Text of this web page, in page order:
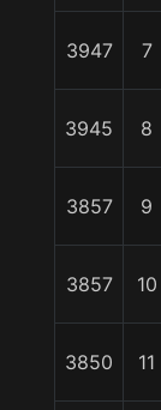
3947 7
3945 8
3857 9
3857 10
3850 11